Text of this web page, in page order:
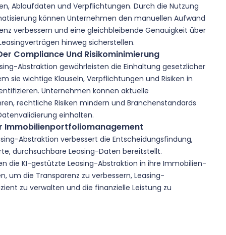
Ablaufdaten und Verpflichtungen. Durch die Nutzung
können Unternehmen den manuellen Aufwand
verbessern und eine gleichbleibende Genauigkeit über
hinweg sicherstellen.
Compliance Und Risikominimierung
Abstraktion gewährleisten die Einhaltung gesetzlicher
sie wichtige Klauseln, Verpflichtungen und Risiken in
Unternehmen können aktuelle
rechtliche Risiken mindern und Branchenstandards
einhalten.
Immobilienportfoliomanagement
Abstraktion verbessert die Entscheidungsfindung,
durchsuchbare Leasing-Daten bereitstellt.
die KI-gestützte Leasing-Abstraktion in ihre Immobilien-
um die Transparenz zu verbessern, Leasing-
zu verwalten und die finanzielle Leistung zu